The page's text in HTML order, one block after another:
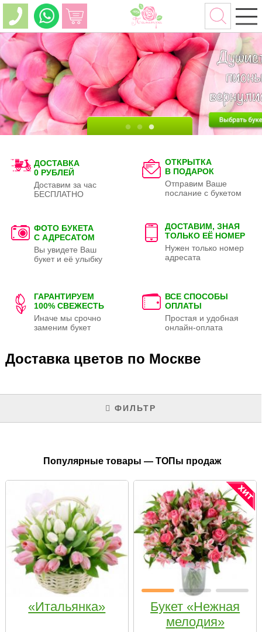
ДОСТАВКА
0 РУБЛЕЙ
Доставим за час
БЕСПЛАТНО
ОТКРЫТКА
В ПОДАРОК
Отправим Ваше
послание с букетом
ФОТО БУКЕТА
С АДРЕСАТОМ
Вы увидете Ваш
букет и её улыбку
ДОСТАВИМ, ЗНАЯ
ТОЛЬКО ЕЁ НОМЕР
Нужен только номер
адресата
ГАРАНТИРУЕМ
100% СВЕЖЕСТЬ
Иначе мы срочно
заменим букет
ВСЕ СПОСОБЫ
ОПЛАТЫ
Простая и удобная
онлайн-оплата
Доставка цветов по Москве
ФИЛЬТР
Популярные товары — ТОПы продаж
«Итальянка»
Букет «Нежная
мелодия»